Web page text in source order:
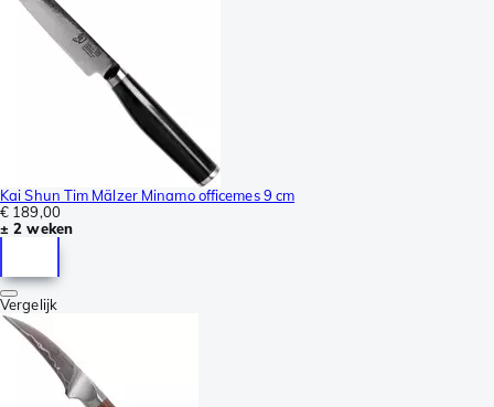
Kai Shun Tim Mälzer Minamo officemes 9 cm
€ 189,00
± 2 weken
Vergelijk